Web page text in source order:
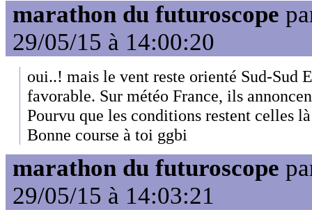
marathon du futuroscope
29/05/15 à 14:00:20
oui..! mais le vent reste orienté Sud-Sud
favorable. Sur météo France, ils
Pourvu que les conditions restent celles
Bonne course à toi ggbi
marathon du futuroscope
29/05/15 à 14:03:21